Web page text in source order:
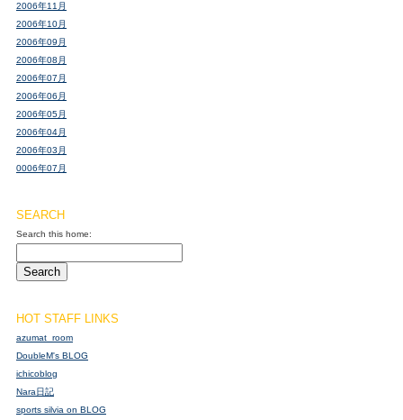
2006年11月
2006年10月
2006年09月
2006年08月
2006年07月
2006年06月
2006年05月
2006年04月
2006年03月
0006年07月
SEARCH
Search this home:
HOT STAFF LINKS
azumat_room
DoubleM's BLOG
ichicoblog
Nara日記
sports silvia on BLOG